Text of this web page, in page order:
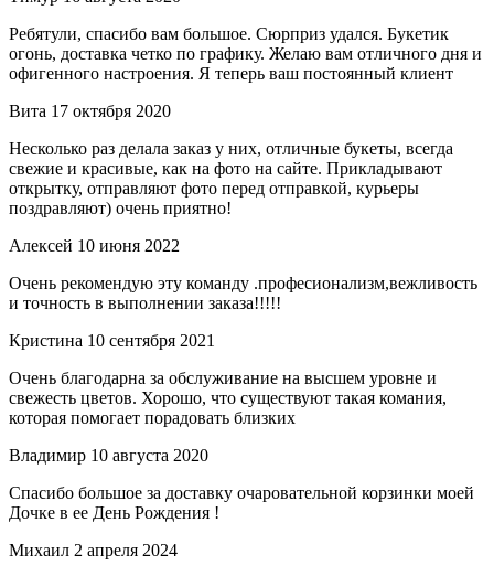
Ребятули, спасибо вам большое. Сюрприз удался. Букетик
огонь, доставка четко по графику. Желаю вам отличного дня и
офигенного настроения. Я теперь ваш постоянный клиент
Вита 17 октября 2020
Несколько раз делала заказ у них, отличные букеты, всегда
свежие и красивые, как на фото на сайте. Прикладывают
открытку, отправляют фото перед отправкой, курьеры
поздравляют) очень приятно!
Алексей 10 июня 2022
Очень рекомендую эту команду .професионализм,вежливость
и точность в выполнении заказа!!!!!
Кристина 10 сентября 2021
Очень благодарна за обслуживание на высшем уровне и
свежесть цветов. Хорошо, что существуют такая комания,
которая помогает порадовать близких
Владимир 10 августа 2020
Спасибо большое за доставку очаровательной корзинки моей
Дочке в ее День Рождения !
Михаил 2 апреля 2024